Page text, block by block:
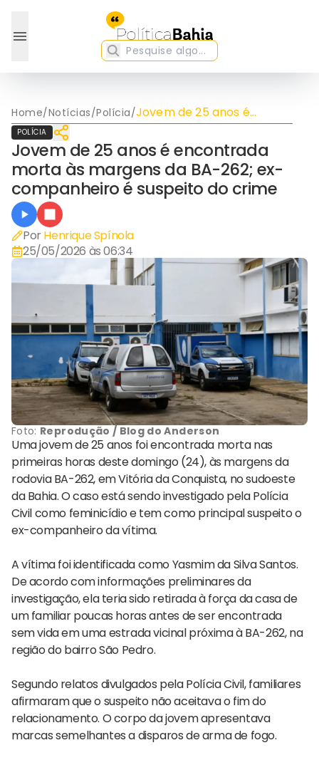
Home/Notícias/Polícia/Jovem de 25 anos é
encontrada morta às
margens da BA-262; ex-
companheiro é suspeito do
crime
POLÍCIA
Jovem de 25 anos é encontrada
morta às margens da BA-262; ex-
companheiro é suspeito do crime
Por Henrique Spínola
25/05/2026 às 06:34
Foto: Reprodução / Blog do Anderson
Uma jovem de 25 anos foi encontrada morta nas
primeiras horas deste domingo (24), às margens da
rodovia BA-262, emVitória da Conquista, no sudoeste
da Bahia. O caso está sendo investigado pela Polícia
Civil como feminicídio e tem como principal suspeito o
ex-companheiro da vítima.
A vítima foi identificada como Yasmim da Silva Santos.
De acordo com informações preliminares da
investigação, ela teria sido retirada à força da casa de
um familiar poucas horas antes de ser encontrada
sem vida em uma estrada vicinal próxima à BA-262, na
região do bairro São Pedro.
Segundo relatos divulgados pela Polícia Civil, familiares
afirmaram que o suspeito não aceitava o fim do
relacionamento. O corpo da jovem apresentava
marcas semelhantes a disparos de arma de fogo.